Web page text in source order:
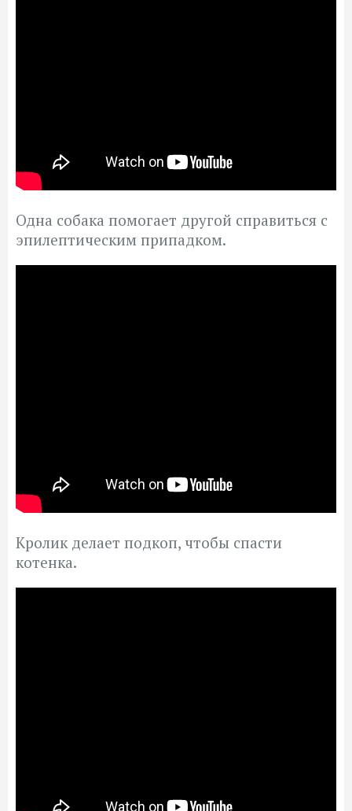
Одна собака помогает другой справиться с
эпилептическим припадком.
Кролик делает подкоп, чтобы спасти
котенка.